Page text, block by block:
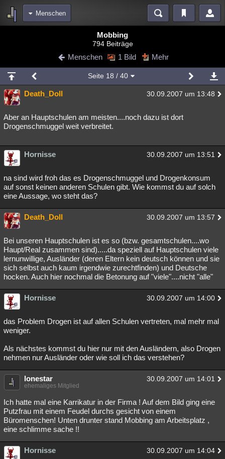
Menschen
Blogs Videos
Chat Wiki Neuigkeiten
meine Rubriken
Menschen Wissenschaft Mystery Kriminalfälle
Spiritualität Verschwörungen Technologie Ufologie
weitere Rubriken
Philosophie
Astronomie Helpdesk Gruppen Gaming Filme
Übersichten
Lesenswert Schlüsselwörter
Mobbing
794 Beiträge
Menschen 1 Bild Mehr
Seite 18 / 40
Death_Doll 30.09.2007 um 13:48
Aber an Hauptschulen am meisten....noch dazu ist dort
Drogenschmuggel weit verbreitet.
Hornisse 30.09.2007 um 13:51
na sind wird froh das es Drogenschmuggel und Drogenkonsum
auf sonst keinen anderen Schulen gibt. Wie kommst du auf solch
eine Aussage, wo steht das?
Death_Doll 30.09.2007 um 13:57
Bei unseren Hauptschulen ist es so (bzw. gesamtschulen....wo
Haupt/Real zusammen sind).....da speziell auf Hauptschulen viele
lernunwillige, Ausländer (deren Eltern kein deutsch können und sie
sich selbst auch kaum irgendwie zurechtfinden) und Deutsche
hocken. Auch hier nochmal die Betonung auf "viele"....nicht "alle"
Hornisse 30.09.2007 um 14:00
das Problem Drogen ist auf allen Schulen vertreten, mal mehr mal
weniger.
Als nächstes kommst du hier nur mit den Ausländern, also Drogen
nehmen nur Ausländer oder wie soll ich das verstehen?
lonestar 30.09.2007 um 14:01
ehemaliges Mitglied
Ich hatte mal eine Karrikatur in der Firma ! Auf dem Bild ging eine
Putzfrau mit einem Feudel durchs gesicht von einem
Büromenschen! Unten drunter stand Mobbing am Arbeitsplatz ,
eine schlimme sache !!
Hornisse 30.09.2007 um 14:04